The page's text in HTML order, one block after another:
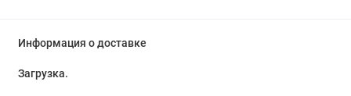
Информация о доставке
Загрузка...